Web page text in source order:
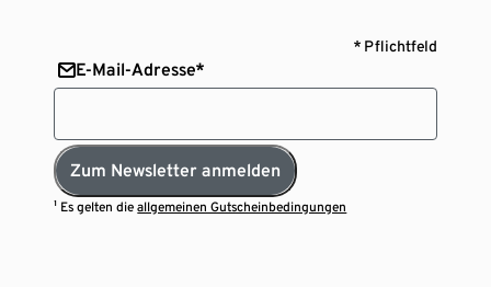
* Pflichtfeld
E-Mail-Adresse*
Zum Newsletter anmelden
¹ Es gelten dieallgemeinen Gutscheinbedingungen